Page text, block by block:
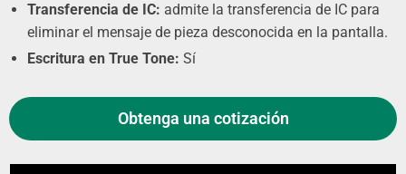
Transferencia de IC: admite la transferencia de IC para
eliminar el mensaje de pieza desconocida en la pantalla.
Escritura en True Tone: Sí
Obtenga una cotización